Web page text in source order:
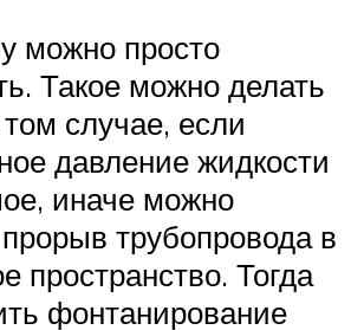
можно просто
Такое можно делать
случае, если
давление жидкости
иначе можно
трубопровода в
пространство. Тогда
фонтанирование